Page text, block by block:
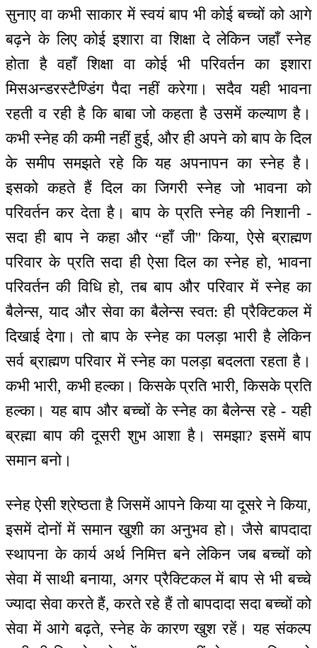
सुनाए वा कभी साकार में स्वयं बाप भी कोई बच्चों को आगे
बढ़ने के लिए कोई इशारा वा शिक्षा दे लेकिन जहाँ स्नेह
होता है वहाँ शिक्षा वा कोई भी परिवर्तन का इशारा
मिसअन्डरस्टैण्डिंग पैदा नहीं करेगा। सदैव यही भावना
रहती व रही है कि बाबा जो कहता है उसमें कल्याण है।
कभी स्नेह की कमी नहीं हुई, और ही अपने को बाप के दिल
के समीप समझते रहे कि यह अपनापन का स्नेह है।
इसको कहते हैं दिल का जिगरी स्नेह जो भावना को
परिवर्तन कर देता है। बाप के प्रति स्नेह की निशानी -
सदा ही बाप ने कहा और “हाँ जी'' किया, ऐसे ब्राह्मण
परिवार के प्रति सदा ही ऐसा दिल का स्नेह हो, भावना
परिवर्तन की विधि हो, तब बाप और परिवार में स्नेह का
बैलेन्स, याद और सेवा का बैलेन्स स्वत: ही प्रैक्टिकल में
दिखाई देगा। तो बाप के स्नेह का पलड़ा भारी है लेकिन
सर्व ब्राह्मण परिवार में स्नेह का पलड़ा बदलता रहता है।
कभी भारी, कभी हल्का। किसके प्रति भारी, किसके प्रति
हल्का। यह बाप और बच्चों के स्नेह का बैलेन्स रहे - यही
ब्रह्मा बाप की दूसरी शुभ आशा है। समझा? इसमें बाप
समान बनो।
स्नेह ऐसी श्रेष्ठता है जिसमें आपने किया या दूसरे ने किया,
इसमें दोनों में समान खुशी का अनुभव हो। जैसे बापदादा
स्थापना के कार्य अर्थ निमित्त बने लेकिन जब बच्चों को
सेवा में साथी बनाया, अगर प्रैक्टिकल में बाप से भी बच्चे
ज्यादा सेवा करते हैं, करते रहे हैं तो बापदादा सदा बच्चों को
सेवा में आगे बढ़ते, स्नेह के कारण खुश रहें। यह संकल्प